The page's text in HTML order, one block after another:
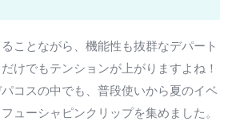
ことながら、機能性も抜群なデパート
けでもテンションが上がりますよね！
コスの中でも、普段使いから夏のイベ
ューシャピンクリップを集めました。